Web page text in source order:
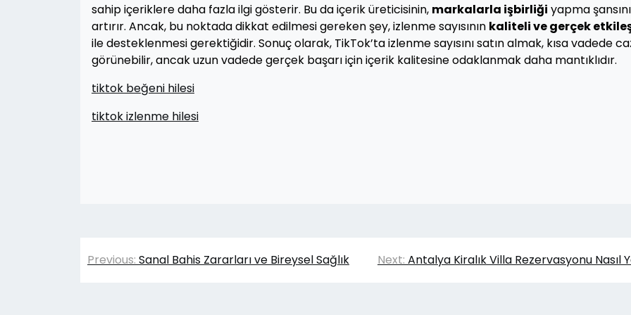
sahip içeriklere daha fazla ilgi gösterir. Bu da içerik üreticisinin, markalarla işbirliği yapma şansını
artırır. Ancak, bu noktada dikkat edilmesi gereken şey, izlenme sayısının kaliteli ve gerçek
ile desteklenmesi gerektiğidir. Sonuç olarak, TikTok’ta izlenme sayısını satın almak, kısa vadede
görünebilir, ancak uzun vadede gerçek başarı için içerik kalitesine odaklanmak daha mantıklıdır.
tiktok beğeni hilesi
tiktok izlenme hilesi
Yazı
Previous: Sanal Bahis Zararları ve Bireysel Sağlık Next: Antalya Kiralık Villa Rezervasyonu Nasıl